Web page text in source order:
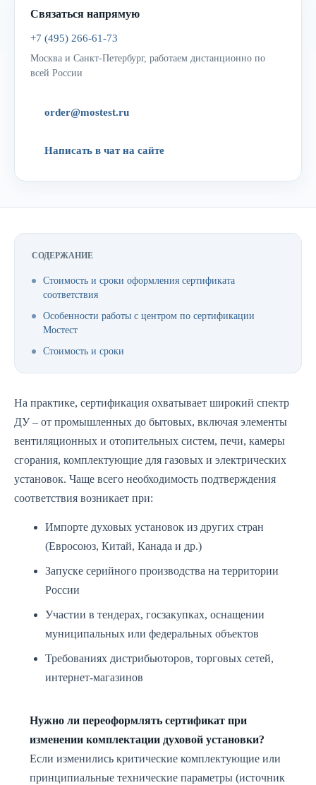
Связаться напрямую
+7 (495) 266-61-73
Москва и Санкт-Петербург, работаем дистанционно по
всей России
order@mostest.ru
Написать в чат на сайте
СОДЕРЖАНИЕ
Стоимость и сроки оформления сертификата
соответствия
Особенности работы с центром по сертификации
Мостест
Стоимость и сроки
На практике, сертификация охватывает широкий спектр
ДУ – от промышленных до бытовых, включая элементы
вентиляционных и отопительных систем, печи, камеры
сгорания, комплектующие для газовых и электрических
установок. Чаще всего необходимость подтверждения
соответствия возникает при:
Импорте духовых установок из других стран
(Евросоюз, Китай, Канада и др.)
Запуске серийного производства на территории
России
Участии в тендерах, госзакупках, оснащении
муниципальных или федеральных объектов
Требованиях дистрибьюторов, торговых сетей,
интернет-магазинов
Нужно ли переоформлять сертификат при
изменении комплектации духовой установки?
Если изменились критические комплектующие или
принципиальные технические параметры (источник